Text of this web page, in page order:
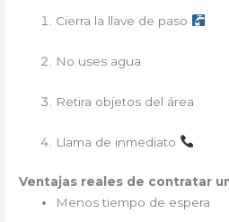
Cierra la llave de paso
No uses agua
Retira objetos del área
Llama de inmediato
Ventajas reales de contratar
Menos tiempo de espera